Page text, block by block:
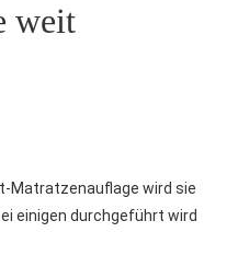
​​weit
Matratzenauflage wird sie
einigen durchgeführt wird